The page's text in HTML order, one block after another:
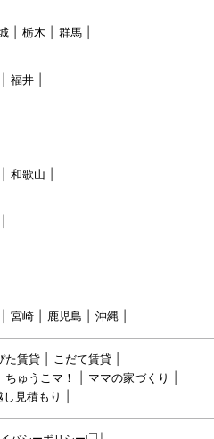
栃木
群馬
福井
和歌山
宮崎 鹿児島 沖縄
た賃貸
こだて賃貸
ちゅうこマ！
ママの家づくり
見積もり